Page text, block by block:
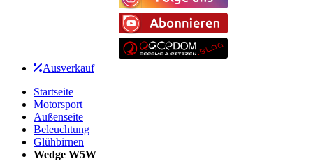
Ausverkauf
Startseite
Motorsport
Außenseite
Beleuchtung
Glühbirnen
Wedge W5W